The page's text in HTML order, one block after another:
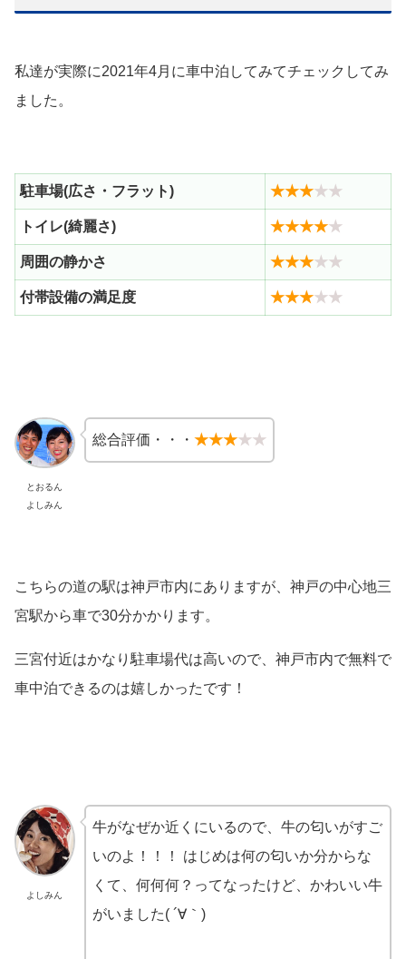
私達が実際に2021年4月に車中泊してみてチェックしてみ
ました。
駐車場(広さ・フラット) ★★★★★
トイレ(綺麗さ) ★★★★★
周囲の静かさ ★★★★★
付帯設備の満足度 ★★★★★
とおるん
よしみん
総合評価・・・ ★★★★★
こちらの道の駅は神戸市内にありますが、神戸の中心地三
宮駅から車で30分かかります。
三宮付近はかなり駐車場代は高いので、神戸市内で無料で
車中泊できるのは嬉しかったです！
よしみん
牛がなぜか近くにいるので、牛の匂いがすご
いのよ！！！ はじめは何の匂いか分からな
くて、何何何？ってなったけど、かわいい牛
がいました( ´∀｀)